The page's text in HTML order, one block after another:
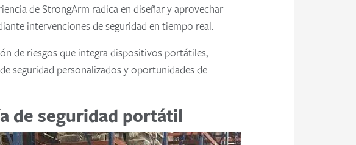
de StrongArm radica en diseñar y aprovechar
intervenciones de seguridad en tiempo real.
de riesgos que integra dispositivos portátiles,
seguridad personalizados y oportunidades de
de seguridad portátil